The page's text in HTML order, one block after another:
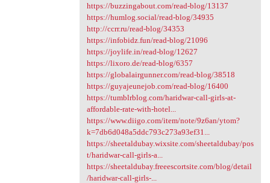
https://buzzingabout.com/read-blog/13137
https://humlog.social/read-blog/34935
http://ccrr.ru/read-blog/34353
https://infobidz.fun/read-blog/21096
https://joylife.in/read-blog/12627
https://lixoro.de/read-blog/6357
https://globalairgunner.com/read-blog/38518
https://guyajeunejob.com/read-blog/16400
https://tumblrblog.com/haridwar-call-girls-at-
affordable-rate-with-hotel...
https://www.diigo.com/item/note/9z6an/ytom?
k=7db6d048a5ddc793c273a93ef31...
https://sheetaldubay.wixsite.com/sheetaldubay/pos
t/haridwar-call-girls-a...
https://sheetaldubay.freeescortsite.com/blog/detail
/haridwar-call-girls-...